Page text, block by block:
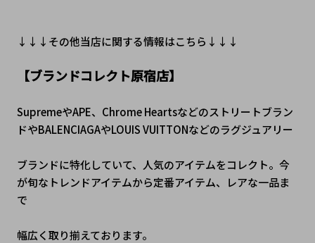
↓↓↓その他当店に関する情報はこちら↓↓↓
【ブランドコレクト原宿店】
SupremeやAPE、Chrome Heartsなどのストリートブラン
ドやBALENCIAGAやLOUIS VUITTONなどのラグジュアリー
ブランドに特化していて、人気のアイテムをコレクト。今
が旬なトレンドアイテムから定番アイテム、レアな一品ま
で
幅広く取り揃えております。